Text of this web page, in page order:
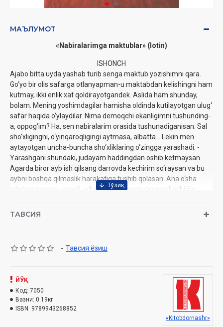
МАЪЛУМОТ
«Nabiralarimga maktublar» (lotin)
ISHONCH
Ajabo bitta uyda yashab turib senga maktub yozishimni qara.
Go‘yo bir olis safarga otlanyapman-u maktabdan kelishingni ham
kutmay, ikki enlik xat qoldirayotgandek. Aslida ham shunday,
bolam. Mening yoshimdagilar hamisha oldinda kutilayotgan ulug‘
safar haqida o‘ylaydilar. Nima demoqchi ekanligimni tushunding-
a, oppog‘im? Ha, sen nabiralarim orasida tushunadiganisan. Sal
sho‘xligingni, o‘yinqaroqligingi aytmasa, albatta... Lekin men
aytayotgan uncha-buncha sho‘xliklaring o‘zingga yarashadi. -
Yarashgani shundaki, judayam haddingdan oshib ketmaysan.
Agarda biror ayb ish qilsang darrovda kechirim so‘raysan va bu
aybni boshqa qilmaslik harakatiga tushib qolasan. Ana o‘sha
odating menga yoqadi, erkatoyim. Nimaga desang kechirim
boshqa hech qachon qilmayman degani. Kattalar orasida ko‘p
qo‘yishadi. Uhxo‘... bu juda yomon narsa. Bilsang, ish joyida,
kishilar nafaqat boshqalarning, o‘z oila a’zolarining ham
ishonchidan chiqib qoladilar. Bolalari, ha, dadammi, oberaman
deydilar-u, baribir obermaydilar, aldaydilar deydigan bo‘ladilar.
Eng yomoni bu illat bolalarga ham yuqishi mumkin. Bundan
ТАВСИЯ
- Тавсия ёзиш
ЙЎҚ
Код: 7050
Вазни: 0.19кг
ISBN: 9789943268852
«Kitobdornashr»